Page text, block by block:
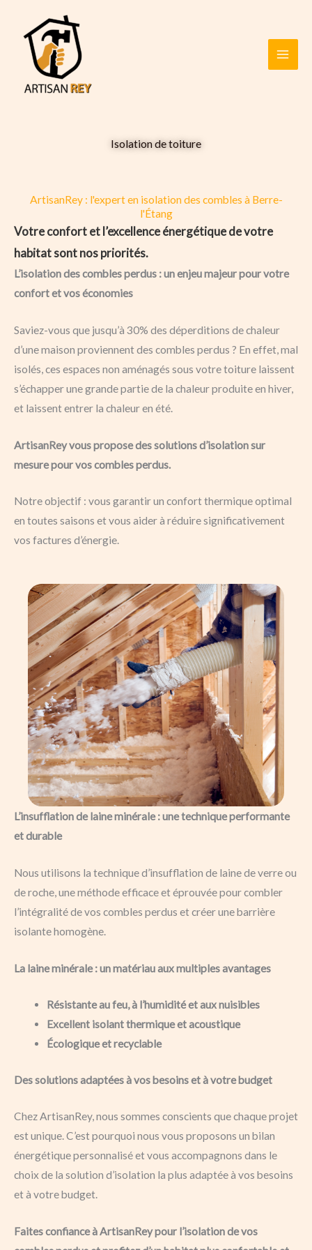
contenu
Isolation de toiture
ArtisanRey : l'expert en isolation des combles à Berre-
l'Étang
Votre confort et l’excellence énergétique de votre
habitat sont nos priorités.
L’isolation des combles perdus : un enjeu majeur pour votre
confort et vos économies
Saviez-vous que jusqu’à 30% des déperditions de chaleur
d’une maison proviennent des combles perdus ? En effet, mal
isolés, ces espaces non aménagés sous votre toiture laissent
s’échapper une grande partie de la chaleur produite en hiver,
et laissent entrer la chaleur en été.
ArtisanRey vous propose des solutions d’isolation sur
mesure pour vos combles perdus.
Notre objectif : vous garantir un confort thermique optimal
en toutes saisons et vous aider à réduire significativement
vos factures d’énergie.
L’insufflation de laine minérale : une technique performante
et durable
Nous utilisons la technique d’insufflation de laine de verre ou
de roche, une méthode efficace et éprouvée pour combler
l’intégralité de vos combles perdus et créer une barrière
isolante homogène.
La laine minérale : un matériau aux multiples avantages
Résistante au feu, à l’humidité et aux nuisibles
Excellent isolant thermique et acoustique
Écologique et recyclable
Des solutions adaptées à vos besoins et à votre budget
Chez ArtisanRey, nous sommes conscients que chaque projet
est unique. C’est pourquoi nous vous proposons un bilan
énergétique personnalisé et vous accompagnons dans le
choix de la solution d’isolation la plus adaptée à vos besoins
et à votre budget.
Faites confiance à ArtisanRey pour l’isolation de vos